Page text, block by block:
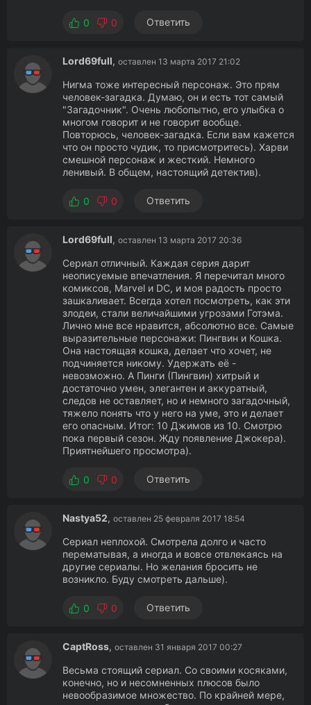
0 0 Ответить
Lord69full, оставлен 13 марта 2017 21:02
Нигма тоже интересный персонаж. Это прям
человек-загадка. Думаю, он и есть тот самый
"Загадочник". Очень любопытно, его улыбка о
многом говорит и не говорит вообще.
Повторюсь, человек-загадка. Если вам кажется
что он просто чудик, то присмотритесь). Харви
смешной персонаж и жесткий. Немного
ленивый. В общем, настоящий детектив).
0 0 Ответить
Lord69full, оставлен 13 марта 2017 20:36
Сериал отличный. Каждая серия дарит
неописуемые впечатления. Я перечитал много
комиксов, Marvel и DC, и моя радость просто
зашкаливает. Всегда хотел посмотреть, как эти
злодеи, стали величайшими угрозами Готэма.
Лично мне все нравится, абсолютно все. Самые
выразительные персонажи: Пингвин и Кошка.
Она настоящая кошка, делает что хочет, не
подчиняется никому. Удержать её -
невозможно. А Пинги (Пингвин) хитрый и
достаточно умен, элегантен и аккуратный,
следов не оставляет, но и немного загадочный,
тяжело понять что у него на уме, это и делает
его опасным. Итог: 10 Джимов из 10. Смотрю
пока первый сезон. Жду появление Джокера).
Приятнейшего просмотра).
0 0 Ответить
Nastya52, оставлен 25 февраля 2017 18:54
Сериал неплохой. Смотрела долго и часто
перематывая, а иногда и вовсе отвлекаясь на
другие сериалы. Но желания бросить не
возникло. Буду смотреть дальше).
0 0 Ответить
CaptRoss, оставлен 31 января 2017 00:27
Весьма стоящий сериал. Со своими косяками,
конечно, но и несомненных плюсов было
невообразимое множество. По крайней мере,